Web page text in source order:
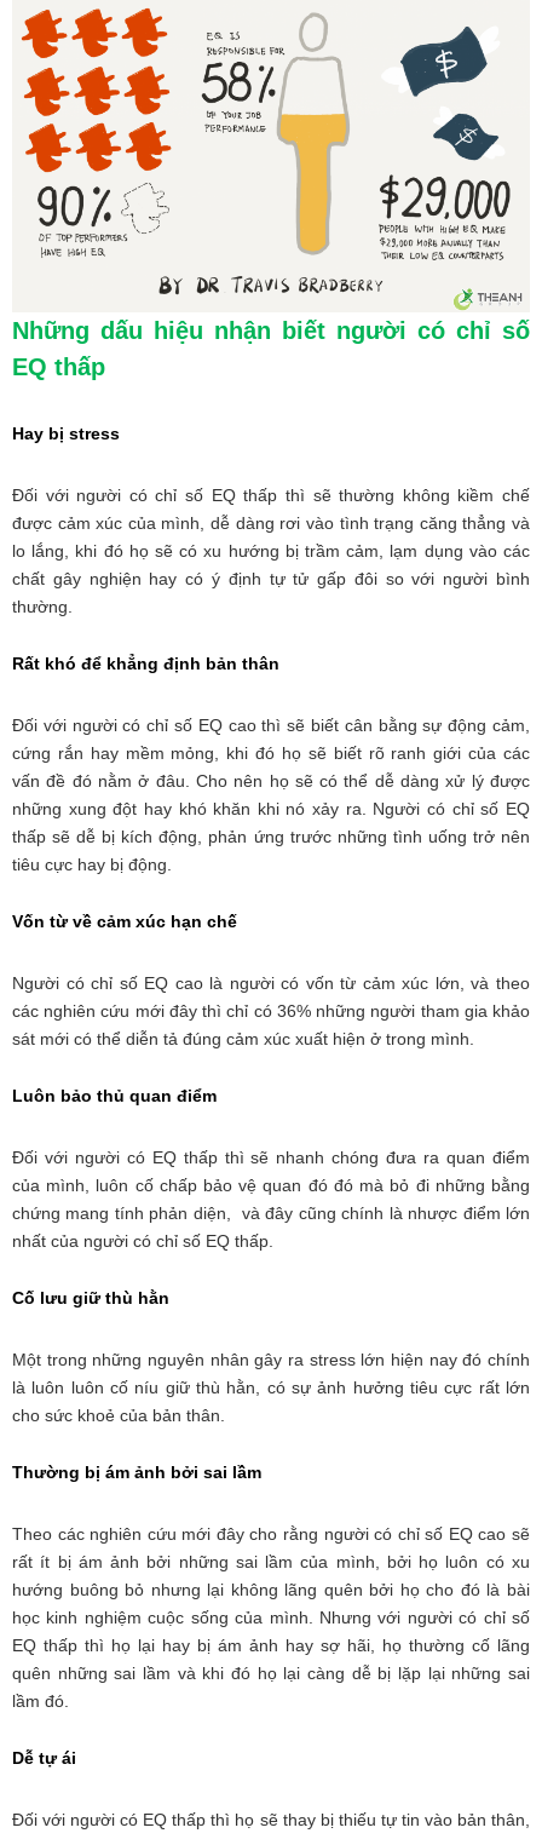
Những dấu hiệu nhận biết người có chỉ số
EQ thấp
Hay bị stress
Đối với người có chỉ số EQ thấp thì sẽ thường không kiềm chế
được cảm xúc của mình, dễ dàng rơi vào tình trạng căng thẳng và
lo lắng, khi đó họ sẽ có xu hướng bị trầm cảm, lạm dụng vào các
chất gây nghiện hay có ý định tự tử gấp đôi so với người bình
thường.
Rất khó để khẳng định bản thân
Đối với người có chỉ số EQ cao thì sẽ biết cân bằng sự động cảm,
cứng rắn hay mềm mỏng, khi đó họ sẽ biết rõ ranh giới của các
vấn đề đó nằm ở đâu. Cho nên họ sẽ có thể dễ dàng xử lý được
những xung đột hay khó khăn khi nó xảy ra. Người có chỉ số EQ
thấp sẽ dễ bị kích động, phản ứng trước những tình uống trở nên
tiêu cực hay bị động.
Vốn từ về cảm xúc hạn chế
Người có chỉ số EQ cao là người có vốn từ cảm xúc lớn, và theo
các nghiên cứu mới đây thì chỉ có 36% những người tham gia khảo
sát mới có thể diễn tả đúng cảm xúc xuất hiện ở trong mình.
Luôn bảo thủ quan điểm
Đối với người có EQ thấp thì sẽ nhanh chóng đưa ra quan điểm
của mình, luôn cố chấp bảo vệ quan đó đó mà bỏ đi những bằng
chứng mang tính phản diện, và đây cũng chính là nhược điểm lớn
nhất của người có chỉ số EQ thấp.
Cố lưu giữ thù hằn
Một trong những nguyên nhân gây ra stress lớn hiện nay đó chính
là luôn luôn cố níu giữ thù hằn, có sự ảnh hưởng tiêu cực rất lớn
cho sức khoẻ của bản thân.
Thường bị ám ảnh bởi sai lầm
Theo các nghiên cứu mới đây cho rằng người có chỉ số EQ cao sẽ
rất ít bị ám ảnh bởi những sai lầm của mình, bởi họ luôn có xu
hướng buông bỏ nhưng lại không lãng quên bởi họ cho đó là bài
học kinh nghiệm cuộc sống của mình. Nhưng với người có chỉ số
EQ thấp thì họ lại hay bị ám ảnh hay sợ hãi, họ thường cố lãng
quên những sai lầm và khi đó họ lại càng dễ bị lặp lại những sai
lầm đó.
Dễ tự ái
Đối với người có EQ thấp thì họ sẽ thay bị thiếu tự tin vào bản thân,